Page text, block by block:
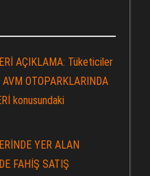
AÇIKLAMA: Tüketiciler
OTOPARKLARINDA
konusundaki
YER ALAN
FAHİŞ SATIŞ